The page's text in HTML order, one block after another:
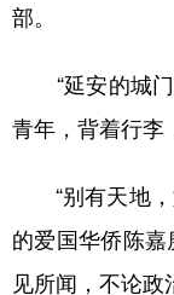
部。
“延安的城门
青年，背着行李
“别有天地，
的爱国华侨陈嘉
见所闻，不论政